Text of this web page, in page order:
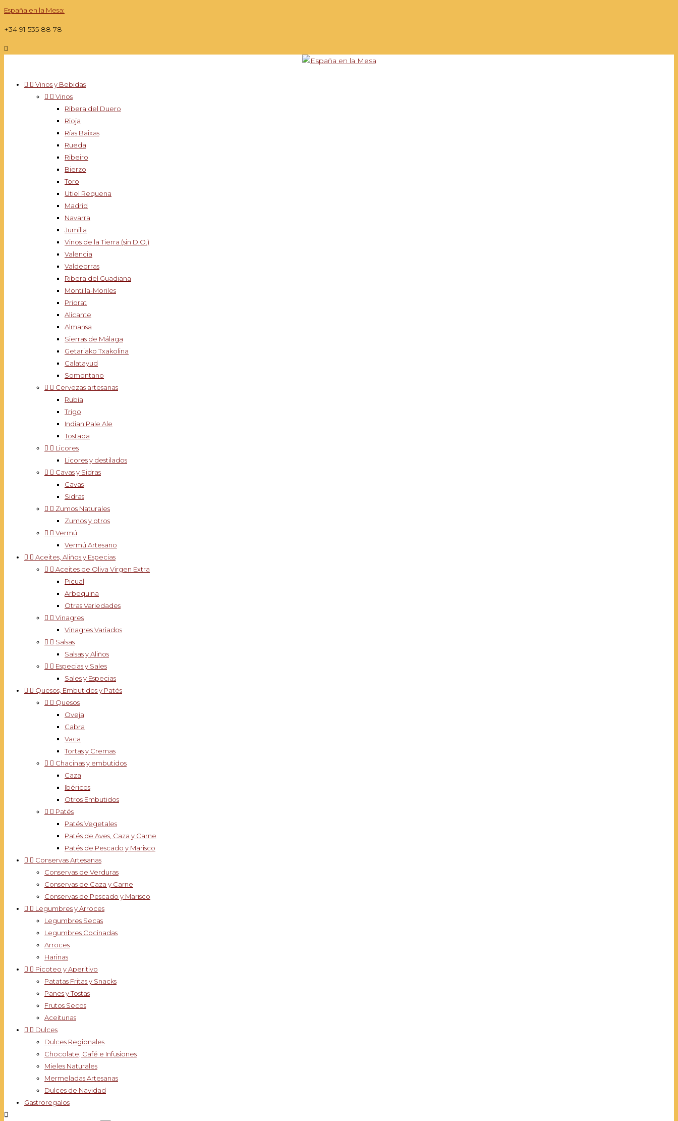
España en la Mesa:
+34 91 535 88 78

  Vinos y Bebidas
  Vinos
Ribera del Duero
Rioja
Rías Baixas
Rueda
Ribeiro
Bierzo
Toro
Utiel Requena
Madrid
Navarra
Jumilla
Vinos de la Tierra (sin D.O.)
Valencia
Valdeorras
Ribera del Guadiana
Montilla-Moriles
Priorat
Alicante
Almansa
Sierras de Málaga
Getariako Txakolina
Calatayud
Somontano
  Cervezas artesanas
Rubia
Trigo
Indian Pale Ale
Tostada
  Licores
Licores y destilados
  Cavas y Sidras
Cavas
Sidras
  Zumos Naturales
Zumos y otros
  Vermú
Vermú Artesano
  Aceites, Aliños y Especias
  Aceites de Oliva Virgen Extra
Picual
Arbequina
Otras Variedades
  Vinagres
Vinagres Variados
  Salsas
Salsas y Aliños
  Especias y Sales
Sales y Especias
  Quesos, Embutidos y Patés
  Quesos
Oveja
Cabra
Vaca
Tortas y Cremas
  Chacinas y embutidos
Caza
Ibéricos
Otros Embutidos
  Patés
Patés Vegetales
Patés de Aves, Caza y Carne
Patés de Pescado y Marisco
  Conservas Artesanas
Conservas de Verduras
Conservas de Caza y Carne
Conservas de Pescado y Marisco
  Legumbres y Arroces
Legumbres Secas
Legumbres Cocinadas
Arroces
Harinas
  Picoteo y Aperitivo
Patatas Fritas y Snacks
Panes y Tostas
Frutos Secos
Aceitunas
  Dulces
Dulces Regionales
Chocolate, Café e Infusiones
Mieles Naturales
Mermeladas Artesanas
Dulces de Navidad
Gastroregalos
